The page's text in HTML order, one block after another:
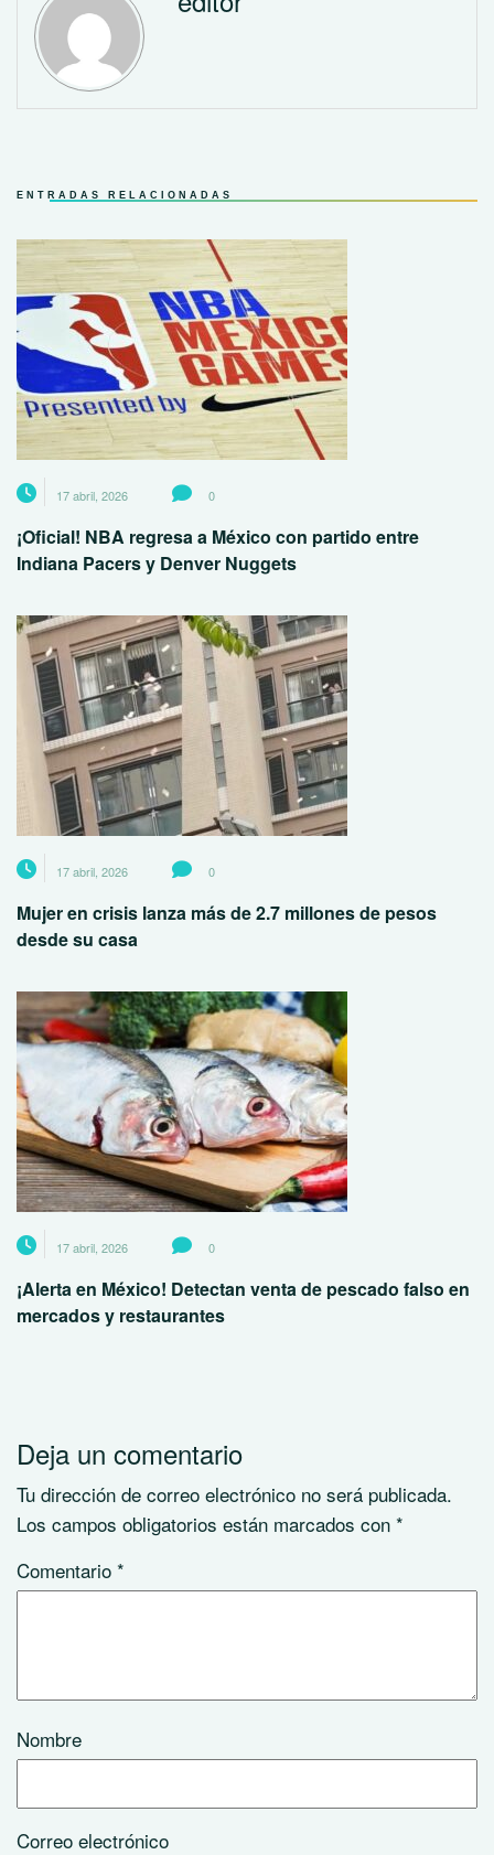
ENTRADAS RELACIONADAS
17 abril, 2026 0
¡Oficial! NBA regresa a México con partido entre
Indiana Pacers y Denver Nuggets
17 abril, 2026 0
Mujer en crisis lanza más de 2.7 millones de pesos
desde su casa
17 abril, 2026 0
¡Alerta en México! Detectan venta de pescado falso en
mercados y restaurantes
Deja un comentario
Tu dirección de correo electrónico no será publicada.
Los campos obligatorios están marcados con *
Comentario *
Nombre
Correo electrónico